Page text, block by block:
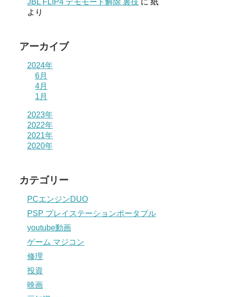
JBL FLIP4 デモモード解除 裏技 に 紙
より
アーカイブ
2024年
6月
4月
1月
2023年
2022年
2021年
2020年
カテゴリー
PCエンジンDUO
PSP プレイステーションポータブル
youtube動画
ゲーム マジコン
修理
投資
映画